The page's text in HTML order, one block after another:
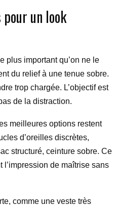
pour un look
plus important qu’on ne le
du relief à une tenue sobre.
trop chargée. L’objectif est
de la distraction.
meilleures options restent
d’oreilles discrètes,
structuré, ceinture sobre. Ce
de maîtrise sans
comme une veste très